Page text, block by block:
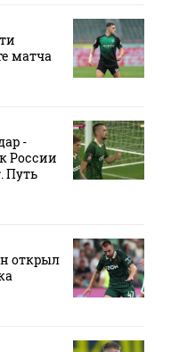
матча
-
России
Путь
открыл